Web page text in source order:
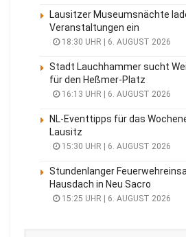
Lausitzer Museumsnächte
Veranstaltungen ein
18:30 UHR | 6. AUGUST 2026
Stadt Lauchhammer sucht
für den Heßmer-Platz
16:13 UHR | 6. AUGUST 2026
NL-Eventtipps für das
Lausitz
15:30 UHR | 6. AUGUST 2026
Stundenlanger
Hausdach in Neu Sacro
15:25 UHR | 6. AUGUST 2026